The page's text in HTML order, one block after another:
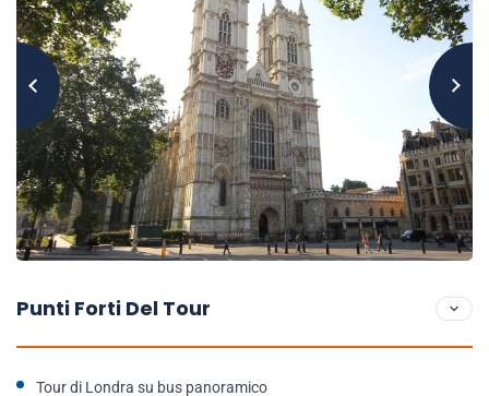
Punti Forti Del Tour
Tour di Londra su bus panoramico